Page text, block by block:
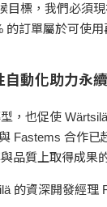
目標，我們必須
的訂單屬於可使用
自動化助力永
，也促使
Fastems 合作
品質上取得成果
的資深開發經理